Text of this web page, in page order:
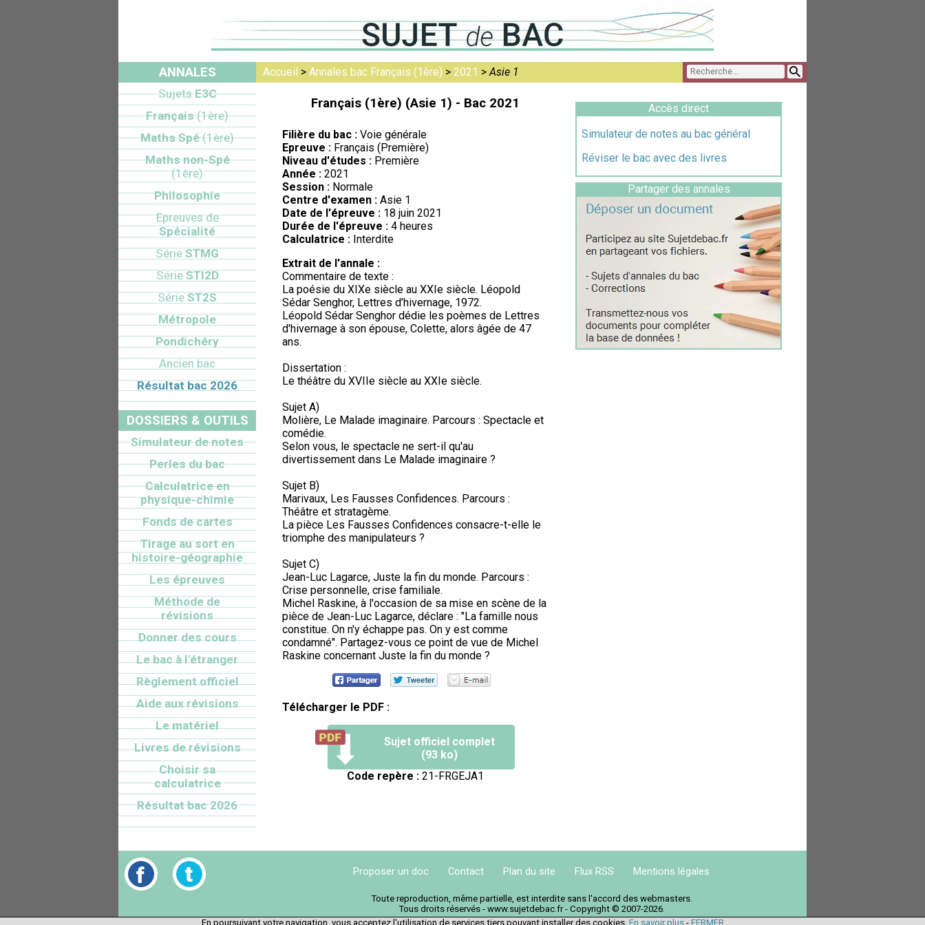
Accueil > Annales bac Français (1ère) > 2021 >Asie 1
Français (1ère) (Asie 1) - Bac 2021
Filière du bac : Voie générale
Epreuve : Français (Première)
Niveau d'études : Première
Année : 2021
Session : Normale
Centre d'examen : Asie 1
Date de l'épreuve : 18 juin 2021
Durée de l'épreuve : 4 heures
Calculatrice : Interdite
Extrait de l'annale :
Commentaire de texte :
La poésie du XIXe siècle au XXIe siècle. Léopold
Sédar Senghor, Lettres d’hivernage, 1972.
Léopold Sédar Senghor dédie les poèmes de Lettres
d'hivernage à son épouse, Colette, alors âgée de 47
ans.
Dissertation :
Le théâtre du XVIIe siècle au XXIe siècle.
Sujet A)
Molière, Le Malade imaginaire. Parcours : Spectacle et
comédie.
Selon vous, le spectacle ne sert-il qu'au
divertissement dans Le Malade imaginaire ?
Sujet B)
Marivaux, Les Fausses Confidences. Parcours :
Théâtre et stratagème.
La pièce Les Fausses Confidences consacre-t-elle le
triomphe des manipulateurs ?
Sujet C)
Jean-Luc Lagarce, Juste la fin du monde. Parcours :
Crise personnelle, crise familiale.
Michel Raskine, à l'occasion de sa mise en scène de la
pièce de Jean-Luc Lagarce, déclare : "La famille nous
constitue. On n'y échappe pas. On y est comme
condamné". Partagez-vous ce point de vue de Michel
Raskine concernant Juste la fin du monde ?
Télécharger le PDF :
Sujet officiel complet
(93 ko)
Code repère :21-FRGEJA1
Accès direct
Simulateur de notes au bac général
Réviser le bac avec des livres
Partager des annales
ANNALES
SujetsE3C
Français(1ère)
Maths Spé(1ère)
Maths non-Spé
(1ère)
Philosophie
Epreuves de
Spécialité
Série STMG
SérieSTI2D
Série ST2S
Métropole
Pondichéry
Ancien bac
Résultat bac 2026
DOSSIERS & OUTILS
Simulateur de notes
Perles du bac
Calculatrice en
physique-chimie
Fonds de cartes
Tirage au sort en
histoire-géographie
Les épreuves
Méthode de
révisions
Donner des cours
Le bac à l'étranger
Règlement officiel
Aide aux révisions
Le matériel
Livres de révisions
Choisir sa
calculatrice
Résultat bac 2026
Proposer un doc Contact Plan du site Flux RSS Mentions légales
Toute reproduction, même partielle, est interdite sans l'accord des webmasters.
Tous droits réservés - www.sujetdebac.fr - Copyright © 2007-2026.
En poursuivant votre navigation, vous acceptez l'utilisation de services tiers pouvant installer des cookies. En savoir plus- FERMER